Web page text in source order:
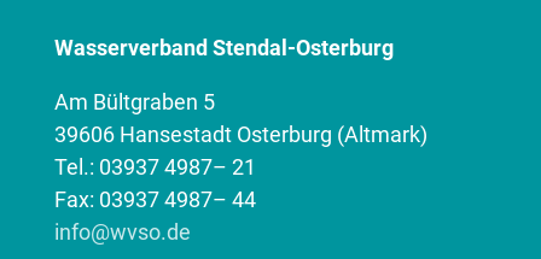
Wasserverband Stendal-Osterburg
Am Bültgraben 5
39606 Hansestadt Osterburg (Altmark)
Tel.: 03937 4987– 21
Fax: 03937 4987– 44
info@wvso.de